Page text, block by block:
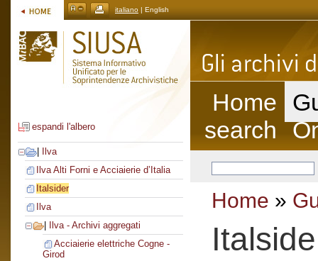
italiano | English
espandi l'albero
Ilva
Ilva Alti Forni e Acciaierie d’Italia
Italsider
Ilva
Ilva - Archivi aggregati
Acciaierie elettriche Cogne -
Girod
Home
search
Home »